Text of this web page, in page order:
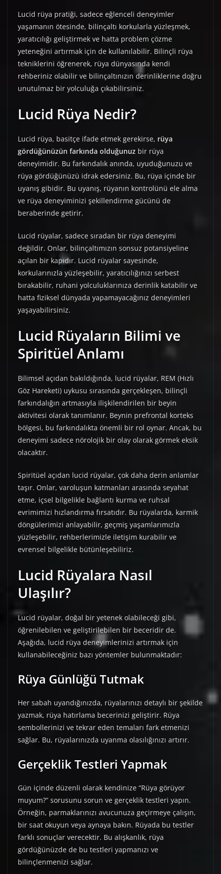
Lucid rüya pratiği, sadece eğlenceli deneyimler
yaşamanın ötesinde, bilinçaltı korkularla yüzleşmek,
yaratıcılığı geliştirmek ve hatta problem çözme
yeteneğini artırmak için de kullanılabilir. Bilinçli rüya
tekniklerini öğrenerek, rüya dünyasında kendi
rehberiniz olabilir ve bilinçaltınızın derinliklerine doğru
unutulmaz bir yolculuğa çıkabilirsiniz.
Lucid Rüya Nedir?
Lucid rüya, basitçe ifade etmek gerekirse, rüya
gördüğünüzün farkında olduğunuz bir rüya
deneyimidir. Bu farkındalık anında, uyuduğunuzu ve
rüya gördüğünüzü idrak edersiniz. Bu, rüya içinde bir
uyanış gibidir. Bu uyanış, rüyanın kontrolünü ele alma
ve rüya deneyiminizi şekillendirme gücünü de
beraberinde getirir.
Lucid rüyalar, sadece sıradan bir rüya deneyimi
değildir. Onlar, bilinçaltımızın sonsuz potansiyeline
açılan bir kapıdır. Lucid rüyalar sayesinde,
korkularınızla yüzleşebilir, yaratıcılığınızı serbest
bırakabilir, ruhani yolculuklarınıza derinlik katabilir ve
hatta fiziksel dünyada yapamayacağınız deneyimleri
yaşayabilirsiniz.
Lucid Rüyaların Bilimi ve
Spiritüel Anlamı
Bilimsel açıdan bakıldığında, lucid rüyalar, REM (Hızlı
Göz Hareketi) uykusu sırasında gerçekleşen, bilinçli
farkındalığın artmasıyla ilişkilendirilen bir beyin
aktivitesi olarak tanımlanır. Beynin prefrontal korteks
bölgesi, bu farkındalıkta önemli bir rol oynar. Ancak, bu
deneyimi sadece nörolojik bir olay olarak görmek eksik
olacaktır.
Spiritüel açıdan lucid rüyalar, çok daha derin anlamlar
taşır. Onlar, varoluşun katmanları arasında seyahat
etme, içsel bilgelikle bağlantı kurma ve ruhsal
evrimimizi hızlandırma fırsatıdır. Bu rüyalarda, karmik
döngülerimizi anlayabilir, geçmiş yaşamlarımızla
yüzleşebilir, rehberlerimizle iletişim kurabilir ve
evrensel bilgelikle bütünleşebiliriz.
Lucid Rüyalara Nasıl
Ulaşılır?
Lucid rüyalar, doğal bir yetenek olabileceği gibi,
öğrenilebilen ve geliştirilebilen bir beceridir de.
Aşağıda, lucid rüya deneyimlerinizi artırmak için
kullanabileceğiniz bazı yöntemler bulunmaktadır:
Rüya Günlüğü Tutmak
Her sabah uyandığınızda, rüyalarınızı detaylı bir şekilde
yazmak, rüya hatırlama becerinizi geliştirir. Rüya
sembollerinizi ve tekrar eden temaları fark etmenizi
sağlar. Bu, rüyalarınızda uyanma olasılığınızı artırır.
Gerçeklik Testleri Yapmak
Gün içinde düzenli olarak kendinize “Rüya görüyor
muyum?” sorusunu sorun ve gerçeklik testleri yapın.
Örneğin, parmaklarınızı avucunuza geçirmeye çalışın,
bir saat okuyun veya aynaya bakın. Rüyada bu testler
farklı sonuçlar verecektir. Bu alışkanlık, rüya
gördüğünüzde de bu testleri yapmanızı ve
bilinçlenmenizi sağlar.